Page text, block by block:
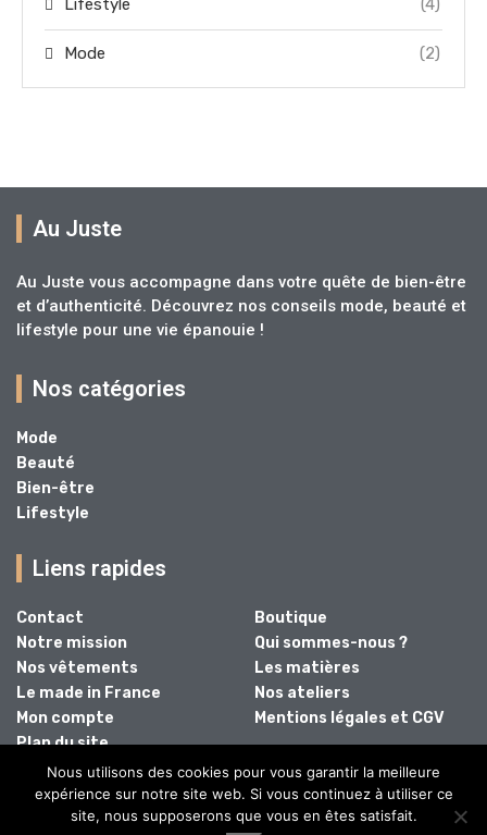
Mode (2)
Au Juste
Au Juste vous accompagne dans votre quête de bien-être
et d’authenticité. Découvrez nos conseils mode, beauté et
lifestyle pour une vie épanouie !
Nos catégories
Mode
Beauté
Bien-être
Lifestyle
Liens rapides
Contact
Boutique
Notre mission
Qui sommes-nous ?
Nos vêtements
Les matières
Le made in France
Nos ateliers
Mon compte
Mentions légales et CGV
Plan du site
@2024 - Tous droits réservés.
Nous utilisons des cookies pour vous garantir la meilleure
expérience sur notre site web. Si vous continuez à utiliser ce
site, nous supposerons que vous en êtes satisfait.